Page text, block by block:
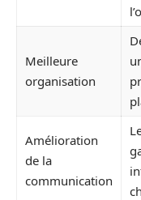
Meilleure
organisation
Amélioration
de la
communication